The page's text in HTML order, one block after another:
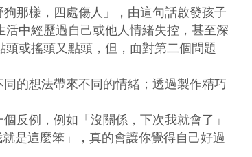
那樣，四處傷人」，由這句話啟發孩子
中經歷過自己或他人情緒失控，甚至深
或搖頭又點頭，但，面對第二個問題
的想法帶來不同的情緒；透過製作精巧
反例，例如「沒關係，下次我就會了」
是這麼笨」，真的會讓你覺得自己好過